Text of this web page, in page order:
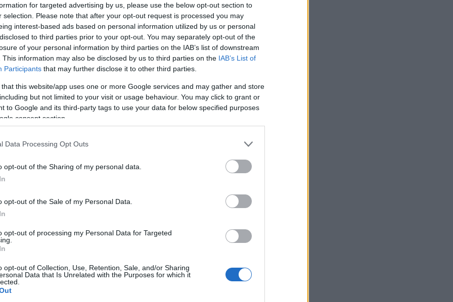
for targeted advertising by us, please use the below opt-out section to
selection. Please note that after your opt-out request is processed you may
interest-based ads based on personal information utilized by us or personal
to third parties prior to your opt-out. You may separately opt-out of the
of your personal information by third parties on the IAB’s list of downstream
This information may also be disclosed by us to third parties on the IAB’s List of
Participants that may further disclose it to other third parties.
that this website/app uses one or more Google services and may gather and store
but not limited to your visit or usage behaviour. You may click to grant or
to Google and its third-party tags to use your data for below specified purposes
consent section.
Data Processing Opt Outs
opt-out of the Sharing of my personal data.
opt-out of the Sale of my Personal Data.
opt-out of processing my Personal Data for Targeted
opt-out of Collection, Use, Retention, Sale, and/or Sharing
Data that Is Unrelated with the Purposes for which it
συγκινεί το κοινό και τον καλλιτεχνικό κόσμο, με τις
άγνωστες πτυχές των τελευταίων ωρών της ζωής
με το οποίο συνέβη το δυστύχημα, το οποίο
στον Παντελή Παντελίδη: «
το ζήτησε και εγώ επειδή σαν μικρός του αδερφός,
είπα “πάρτο” και ούτε λεφτά πήρα. Από εκεί και πέρα
όλη η κοσμοθεωρία αυτή η τρελή που